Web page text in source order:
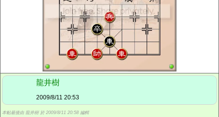
龍井樹
2009/8/11 20:53
本帖最後由 龍井樹 於 2009/8/11 20:58 編輯